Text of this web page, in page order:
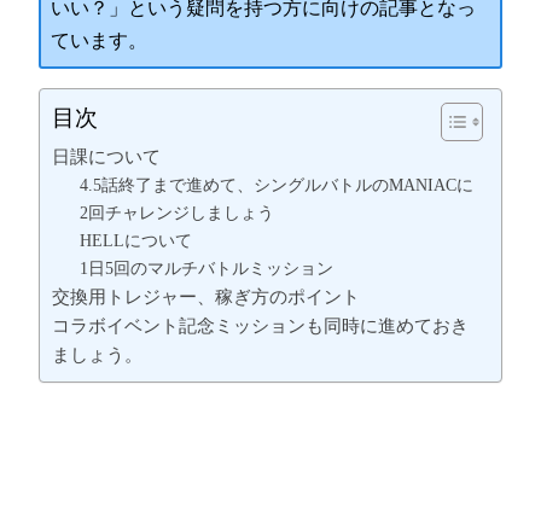
いい？」という疑問を持つ方に向けの記事となっ
ています。
目次
日課について
4.5話終了まで進めて、シングルバトルのMANIACに
2回チャレンジしましょう
HELLについて
1日5回のマルチバトルミッション
交換用トレジャー、稼ぎ方のポイント
コラボイベント記念ミッションも同時に進めておき
ましょう。